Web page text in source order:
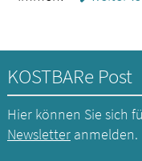
KOSTBARe Post
Hier können Sie sich
Newsletteranmelden.